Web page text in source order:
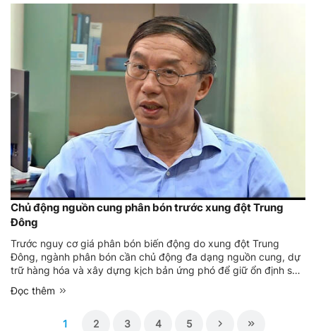
Chủ động nguồn cung phân bón trước xung đột Trung
Đông
Trước nguy cơ giá phân bón biến động do xung đột Trung
Đông, ngành phân bón cần chủ động đa dạng nguồn cung, dự
trữ hàng hóa và xây dựng kịch bản ứng phó để giữ ổn định sản
Đọc thêm
1 2 3 4 5